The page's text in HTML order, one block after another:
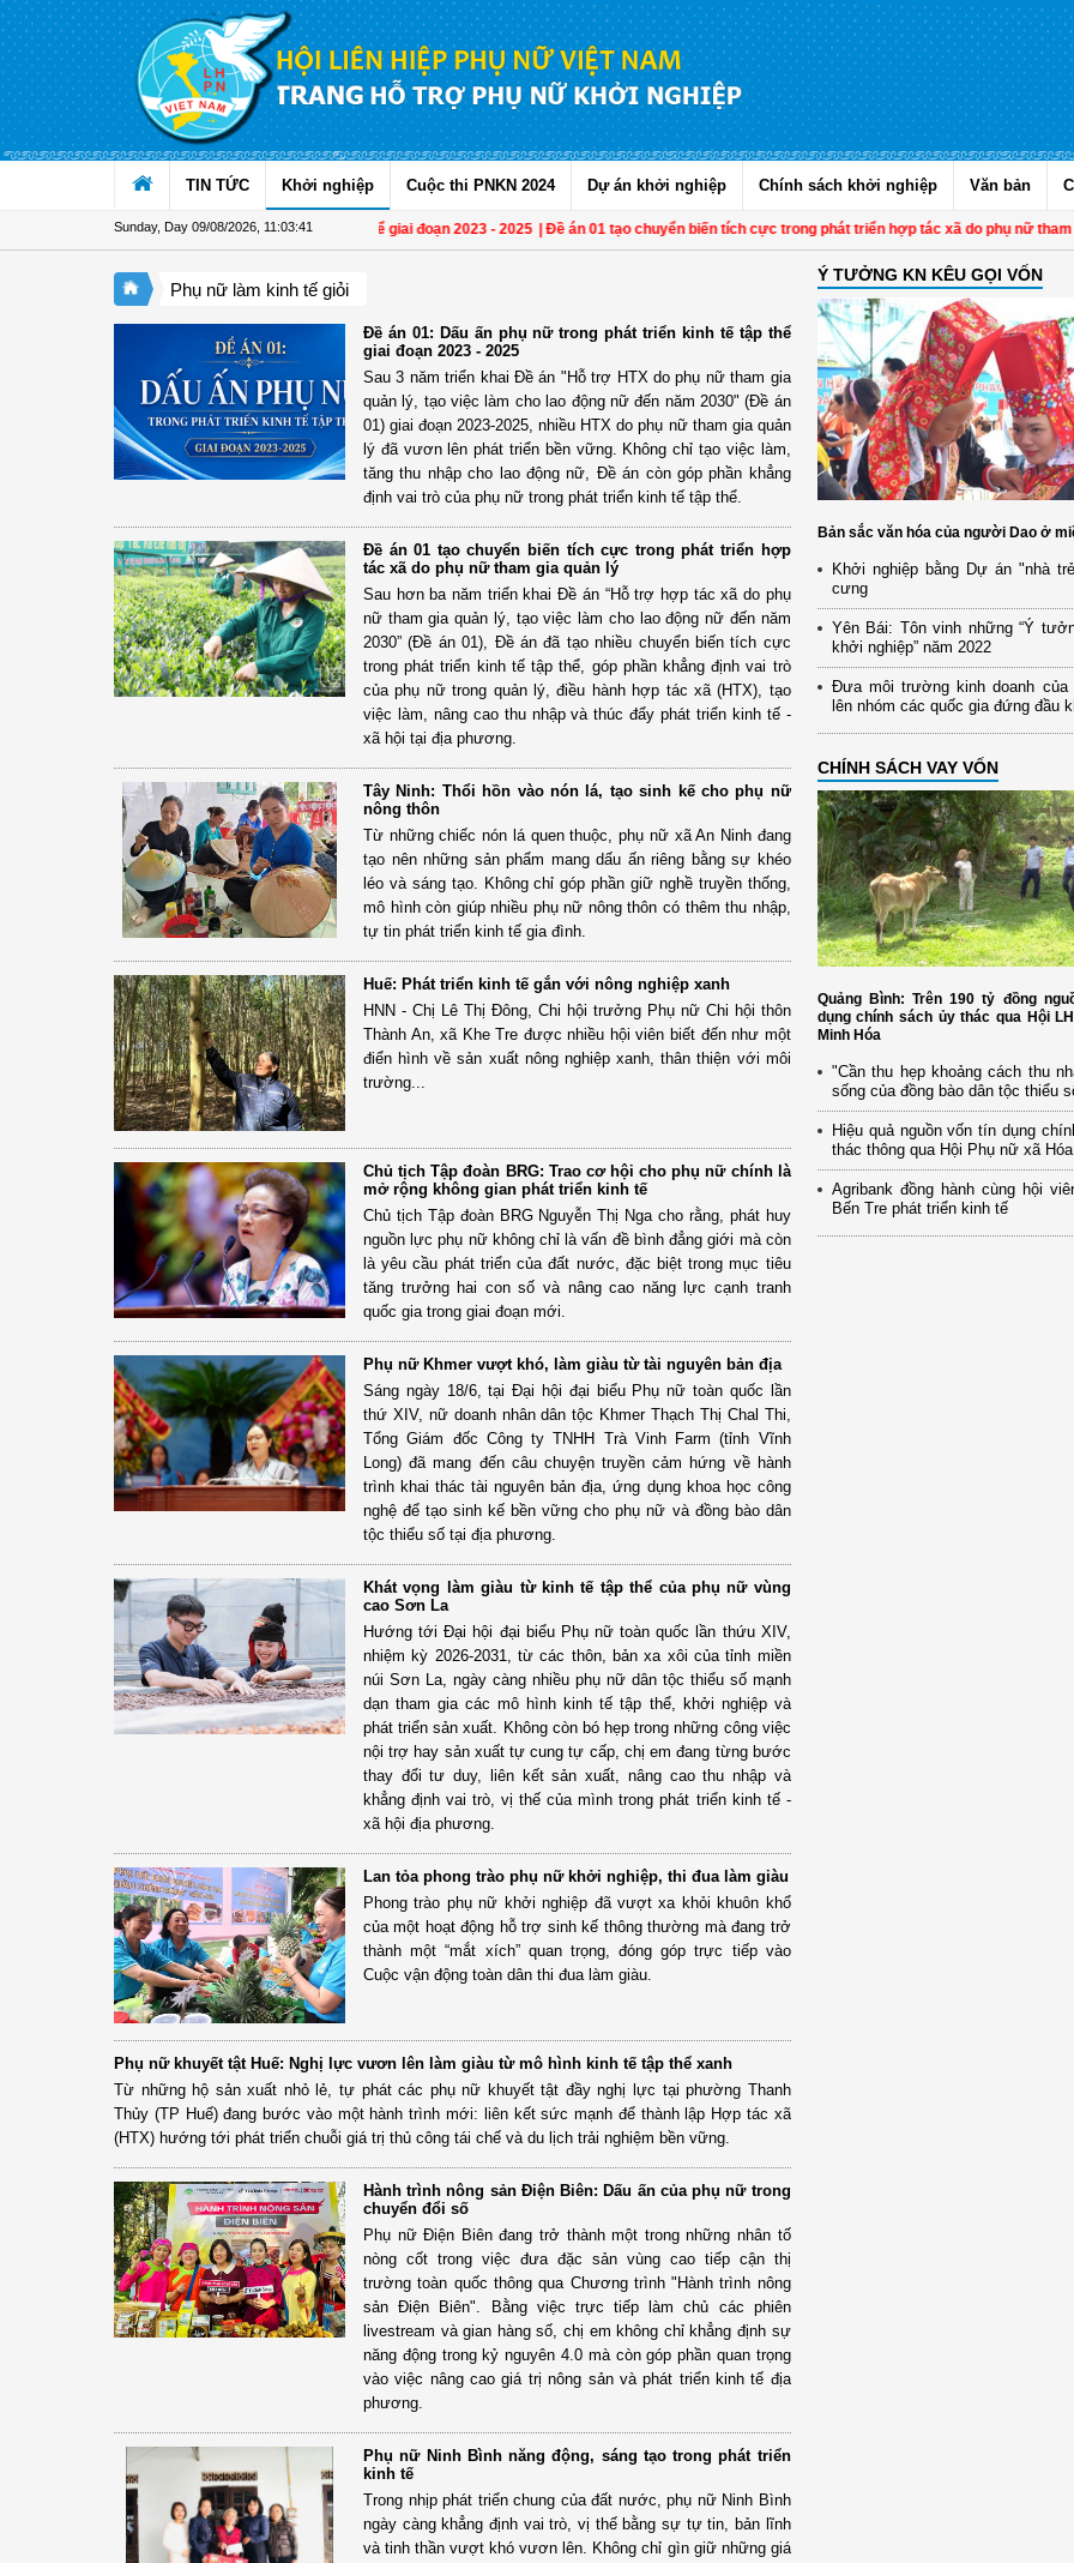
Skip to Content
TIN TỨC Khởi nghiệp Cuộc thi PNKN 2024 Dự án khởi nghiệp Chính sách khởi nghiệp Văn bản
Sunday, Day 09/08/2026 11:03:43
01: Dấu ấn phụ nữ trong phát triển kinh tế tập thể giai đoạn 2023 - 2025 | Đề án 01 tạo chuyển biến tích cực trong phát triển hợp tác xã do phụ nữ tham gia
Phụ nữ làm kinh tế giỏi
Đề án 01: Dấu ấn phụ nữ trong phát triển kinh tế tập thể
giai đoạn 2023 - 2025
Sau 3 năm triển khai Đề án "Hỗ trợ HTX do phụ nữ tham gia
quản lý, tạo việc làm cho lao động nữ đến năm 2030" (Đề án
01) giai đoạn 2023-2025, nhiều HTX do phụ nữ tham gia quản
lý đã vươn lên phát triển bền vững. Không chỉ tạo việc làm,
tăng thu nhập cho lao động nữ, Đề án còn góp phần khẳng
định vai trò của phụ nữ trong phát triển kinh tế tập thể.
Đề án 01 tạo chuyển biến tích cực trong phát triển hợp
tác xã do phụ nữ tham gia quản lý
Sau hơn ba năm triển khai Đề án “Hỗ trợ hợp tác xã do phụ
nữ tham gia quản lý, tạo việc làm cho lao động nữ đến năm
2030” (Đề án 01), Đề án đã tạo nhiều chuyển biến tích cực
trong phát triển kinh tế tập thể, góp phần khẳng định vai trò
của phụ nữ trong quản lý, điều hành hợp tác xã (HTX), tạo
việc làm, nâng cao thu nhập và thúc đẩy phát triển kinh tế -
xã hội tại địa phương.
Tây Ninh: Thổi hồn vào nón lá, tạo sinh kế cho phụ nữ
nông thôn
Từ những chiếc nón lá quen thuộc, phụ nữ xã An Ninh đang
tạo nên những sản phẩm mang dấu ấn riêng bằng sự khéo
léo và sáng tạo. Không chỉ góp phần giữ nghề truyền thống,
mô hình còn giúp nhiều phụ nữ nông thôn có thêm thu nhập,
tự tin phát triển kinh tế gia đình.
Huế: Phát triển kinh tế gắn với nông nghiệp xanh
HNN - Chị Lê Thị Đông, Chi hội trưởng Phụ nữ Chi hội thôn
Thành An, xã Khe Tre được nhiều hội viên biết đến như một
điển hình về sản xuất nông nghiệp xanh, thân thiện với môi
trường...
Chủ tịch Tập đoàn BRG: Trao cơ hội cho phụ nữ chính là
mở rộng không gian phát triển kinh tế
Chủ tịch Tập đoàn BRG Nguyễn Thị Nga cho rằng, phát huy
nguồn lực phụ nữ không chỉ là vấn đề bình đẳng giới mà còn
là yêu cầu phát triển của đất nước, đặc biệt trong mục tiêu
tăng trưởng hai con số và nâng cao năng lực cạnh tranh
quốc gia trong giai đoạn mới.
Phụ nữ Khmer vượt khó, làm giàu từ tài nguyên bản địa
Sáng ngày 18/6, tại Đại hội đại biểu Phụ nữ toàn quốc lần
thứ XIV, nữ doanh nhân dân tộc Khmer Thạch Thị Chal Thi,
Tổng Giám đốc Công ty TNHH Trà Vinh Farm (tỉnh Vĩnh
Long) đã mang đến câu chuyện truyền cảm hứng về hành
trình khai thác tài nguyên bản địa, ứng dụng khoa học công
nghệ để tạo sinh kế bền vững cho phụ nữ và đồng bào dân
tộc thiểu số tại địa phương.
Khát vọng làm giàu từ kinh tế tập thể của phụ nữ vùng
cao Sơn La
Hướng tới Đại hội đại biểu Phụ nữ toàn quốc lần thứu XIV,
nhiệm kỳ 2026-2031, từ các thôn, bản xa xôi của tỉnh miền
núi Sơn La, ngày càng nhiều phụ nữ dân tộc thiểu số mạnh
dạn tham gia các mô hình kinh tế tập thể, khởi nghiệp và
phát triển sản xuất. Không còn bó hẹp trong những công việc
nội trợ hay sản xuất tự cung tự cấp, chị em đang từng bước
thay đổi tư duy, liên kết sản xuất, nâng cao thu nhập và
khẳng định vai trò, vị thế của mình trong phát triển kinh tế -
xã hội địa phương.
Lan tỏa phong trào phụ nữ khởi nghiệp, thi đua làm giàu
Phong trào phụ nữ khởi nghiệp đã vượt xa khỏi khuôn khổ
của một hoạt động hỗ trợ sinh kế thông thường mà đang trở
thành một “mắt xích” quan trọng, đóng góp trực tiếp vào
Cuộc vận động toàn dân thi đua làm giàu.
Phụ nữ khuyết tật Huế: Nghị lực vươn lên làm giàu từ mô hình kinh tế tập thể xanh
Từ những hộ sản xuất nhỏ lẻ, tự phát các phụ nữ khuyết tật đầy nghị lực tại phường Thanh
Thủy (TP Huế) đang bước vào một hành trình mới: liên kết sức mạnh để thành lập Hợp tác xã
(HTX) hướng tới phát triển chuỗi giá trị thủ công tái chế và du lịch trải nghiệm bền vững.
Hành trình nông sản Điện Biên: Dấu ấn của phụ nữ trong
chuyển đổi số
Phụ nữ Điện Biên đang trở thành một trong những nhân tố
nòng cốt trong việc đưa đặc sản vùng cao tiếp cận thị
trường toàn quốc thông qua Chương trình "Hành trình nông
sản Điện Biên". Bằng việc trực tiếp làm chủ các phiên
livestream và gian hàng số, chị em không chỉ khẳng định sự
năng động trong kỷ nguyên 4.0 mà còn góp phần quan trọng
vào việc nâng cao giá trị nông sản và phát triển kinh tế địa
phương.
Phụ nữ Ninh Bình năng động, sáng tạo trong phát triển
kinh tế
Trong nhịp phát triển chung của đất nước, phụ nữ Ninh Bình
ngày càng khẳng định vai trò, vị thế bằng sự tự tin, bản lĩnh
và tinh thần vượt khó vươn lên. Không chỉ gìn giữ những giá
Ý TƯỞNG KN KÊU GỌI VỐN
Bản sắc văn hóa của người Dao ở
Khởi nghiệp bằng Dự án "nhà
cưng
Yên Bái: Tôn vinh những “Ý
khởi nghiệp” năm 2022
Đưa môi trường kinh doanh của
lên nhóm các quốc gia đứng đầu
CHÍNH SÁCH VAY VỐN
Quảng Bình: Trên 190 tỷ đồng
dụng chính sách ủy thác qua Hội
Minh Hóa
"Cần thu hẹp khoảng cách thu
sống của đồng bào dân tộc thiểu
Hiệu quả nguồn vốn tín dụng
thác thông qua Hội Phụ nữ xã
Agribank đồng hành cùng hội
Bến Tre phát triển kinh tế